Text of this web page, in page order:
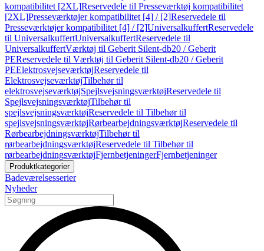
kompatibilitet [2XL]Reservedele til Presseværktøj kompatibilitet
[2XL]Presseværktøjer kompatibilitet [4] / [2]Reservedele til
Presseværktøjer kompatibilitet [4] / [2]UniversalkuffertReservedele
til UniversalkuffertUniversalkuffertReservedele til
UniversalkuffertVærktøj til Geberit Silent-db20 / Geberit
PEReservedele til Værktøj til Geberit Silent-db20 / Geberit
PEElektrosvejseværktøjReservedele til
ElektrosvejseværktøjTilbehør til
elektrosvejseværktøjSpejlsvejsningsværktøjReservedele til
SpejlsvejsningsværktøjTilbehør til
spejlsvejsningsværktøjReservedele til Tilbehør til
spejlsvejsningsværktøjRørbearbejdningsværktøjReservedele til
RørbearbejdningsværktøjTilbehør til
rørbearbejdningsværktøjReservedele til Tilbehør til
rørbearbejdningsværktøjFjernbetjeningerFjernbetjeninger
Produktkategorier
Badeværelsesserier
Nyheder